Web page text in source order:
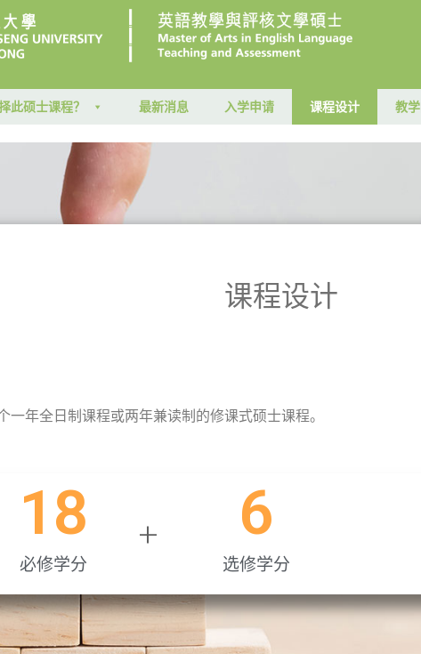
此硕士课程？ 最新消息 入学申请 课程设计 教
课程设计
年全日制课程或两年兼读制的修课式硕士课程。
必修学分
18 +
选修学分
6